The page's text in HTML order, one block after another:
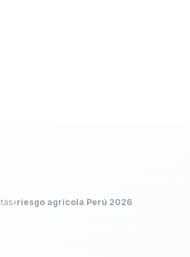
›riesgo agrícola Perú 2026